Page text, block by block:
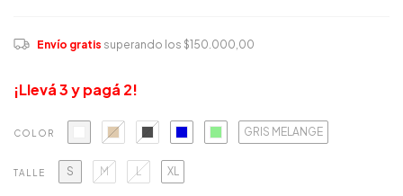
Envío gratis superando los $150.000,00
¡Llevá 3 y pagá 2!
COLOR GRIS MELANGE
TALLE S M L XL